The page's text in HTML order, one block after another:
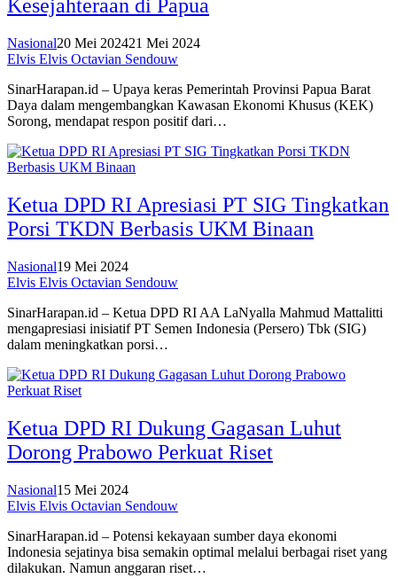
Kesejahteraan di Papua
Nasional20 Mei 202421 Mei 2024
Elvis Elvis Octavian Sendouw
SinarHarapan.id – Upaya keras Pemerintah Provinsi Papua Barat
Daya dalam mengembangkan Kawasan Ekonomi Khusus (KEK)
Sorong, mendapat respon positif dari…
Ketua DPD RI Apresiasi PT SIG Tingkatkan
Porsi TKDN Berbasis UKM Binaan
Nasional19 Mei 2024
Elvis Elvis Octavian Sendouw
SinarHarapan.id – Ketua DPD RI AA LaNyalla Mahmud Mattalitti
mengapresiasi inisiatif PT Semen Indonesia (Persero) Tbk (SIG)
dalam meningkatkan porsi…
Ketua DPD RI Dukung Gagasan Luhut
Dorong Prabowo Perkuat Riset
Nasional15 Mei 2024
Elvis Elvis Octavian Sendouw
SinarHarapan.id – Potensi kekayaan sumber daya ekonomi
Indonesia sejatinya bisa semakin optimal melalui berbagai riset yang
dilakukan. Namun anggaran riset…